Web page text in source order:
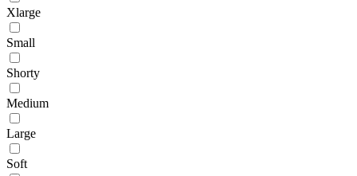
Xlarge
Small
Shorty
Medium
Large
Soft